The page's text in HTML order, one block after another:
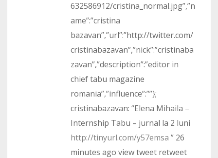
632586912/cristina_normal.jpg”,”n
ame”:”cristina
bazavan”,”url”:”http://twitter.com/
cristinabazavan”,”nick”:”cristinaba
zavan”,”description”:”editor in
chief tabu magazine
romania”,”influence”:””};
cristinabazavan: “Elena Mihaila –
Internship Tabu – jurnal la 2 luni
http://tinyurl.com/y57emsa ” 26
minutes ago view tweet retweet